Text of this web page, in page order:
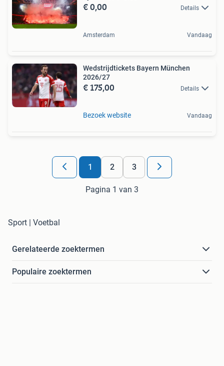
€ 0,00 Details
Amsterdam Vandaag
Wedstrijdtickets Bayern München
2026/27
€ 175,00 Details
Bezoek website Vandaag
1 2 3
Pagina 1 van 3
Sport | Voetbal
Gerelateerde zoektermen
Populaire zoektermen